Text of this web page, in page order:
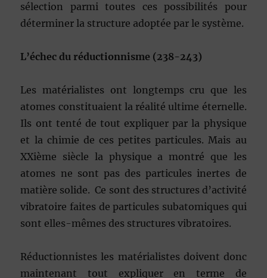
sélection parmi toutes ces possibilités pour
déterminer la structure adoptée par le système.
L’échec du réductionnisme (238-243)
Les matérialistes ont longtemps cru que les
atomes constituaient la réalité ultime éternelle.
Ils ont tenté de tout expliquer par la physique
et la chimie de ces petites particules. Mais au
XXième siècle la physique a montré que les
atomes ne sont pas des particules inertes de
matière solide. Ce sont des structures d’activité
vibratoire faites de particules subatomiques qui
sont elles-mêmes des structures vibratoires.
Réductionnistes les matérialistes doivent donc
maintenant tout expliquer en terme de